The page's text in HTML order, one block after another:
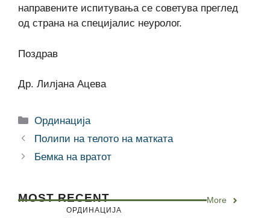
направените испитувања се советува преглед
од страна на специјалис неуролог.
Поздрав
Др. Лилјана Ацева
Categories
Ординација
Полипи на телото на матката
Бемка на вратот
MOST RECENT More
ОРДИНАЦИЈА